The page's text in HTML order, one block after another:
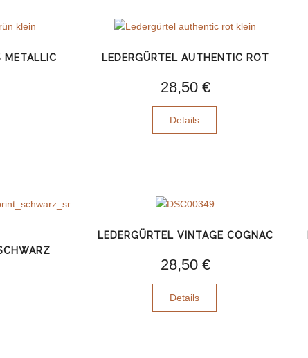
METALLIC
LEDERGÜRTEL AUTHENTIC ROT
28,50 €
Details
LEDERGÜRTEL VINTAGE COGNAC
28,50 €
Details